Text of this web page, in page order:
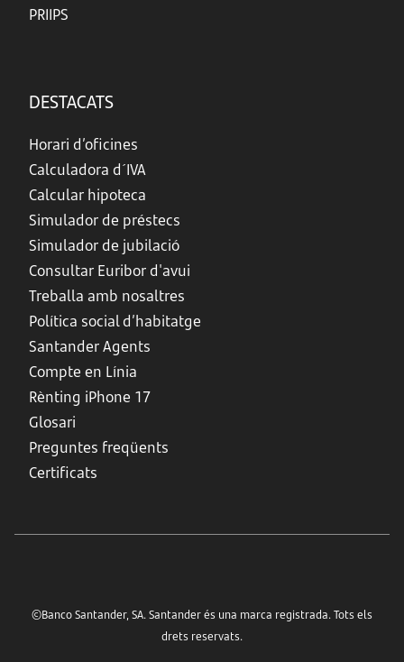
PRIIPS
DESTACATS
Horari d’oficines
Calculadora d´IVA
Calcular hipoteca
Simulador de préstecs
Simulador de jubilació
Consultar Euribor d'avui
Treballa amb nosaltres
Política social d’habitatge
Santander Agents
Compte en Línia
Rènting iPhone 17
Glosari
Preguntes freqüents
Certificats
©Banco Santander, SA. Santander és una marca registrada. Tots els
drets reservats.